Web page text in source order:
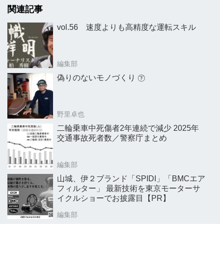
関連記事
vol.56 速度よりも高精度な運転スキル
編集部
偽りのないモノづくり ㊦
野里卓也
二輪乗車中死傷者2年連続で減少 2025年
交通事故死者数／警察庁まとめ
編集部
山城、伊２ブランド「SPIDI」「BMCエア
フィルター」 最新技術を東京モーターサ
イクルショーでお披露目【PR】
編集部